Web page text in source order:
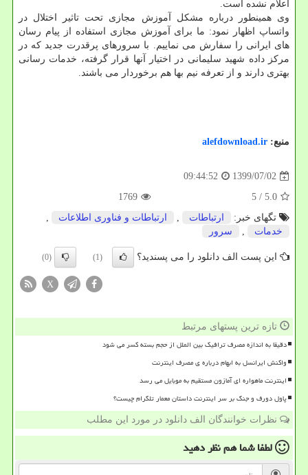
اعلام نشده است.
وی همینطور درباره مشکل آموزش مجازی تحت تاثیر اختلال در
واتساپ اظهار نمود: ما برای آموزش مجازی استفاده از پیام رسان
های ایرانی را سفارش می نماییم. با سرورهای پرقدرت جدید که در
مرکز داده شهید سلیمانی در اختیار آنها قرار گرفته، خدمات رسانی
بهتری دارند و از تعرفه نیم بها هم برخوردار می باشند.
منبع: alefdownload.ir
1399/07/02
09:44:52
5.0
/ 5
1769
تگهای خبر:
ارتباطات , ارتباطات و فناوری اطلاعات
,
خدمات
, سرور
این پست الف دانلود را می پسندید؟ (1)
(0)
X
تازه ترین پستهای مرتبط
دقیقا به اندازه مصرف ترافیک بین الملل از حجم بسته کسر می شود
واکنش ایرانسل به ابهام درباره ی مصرف اینترنت
اینترنت ماهواره ای آمازون مستقیم به موبایل می رسد
پاول دورف و جنگ بر سر اینترنت داستان معمار تلگرام چیست؟
نظرات خوانندگان الف دانلود در مورد این مطلب
لطفا شما همنظر دهید